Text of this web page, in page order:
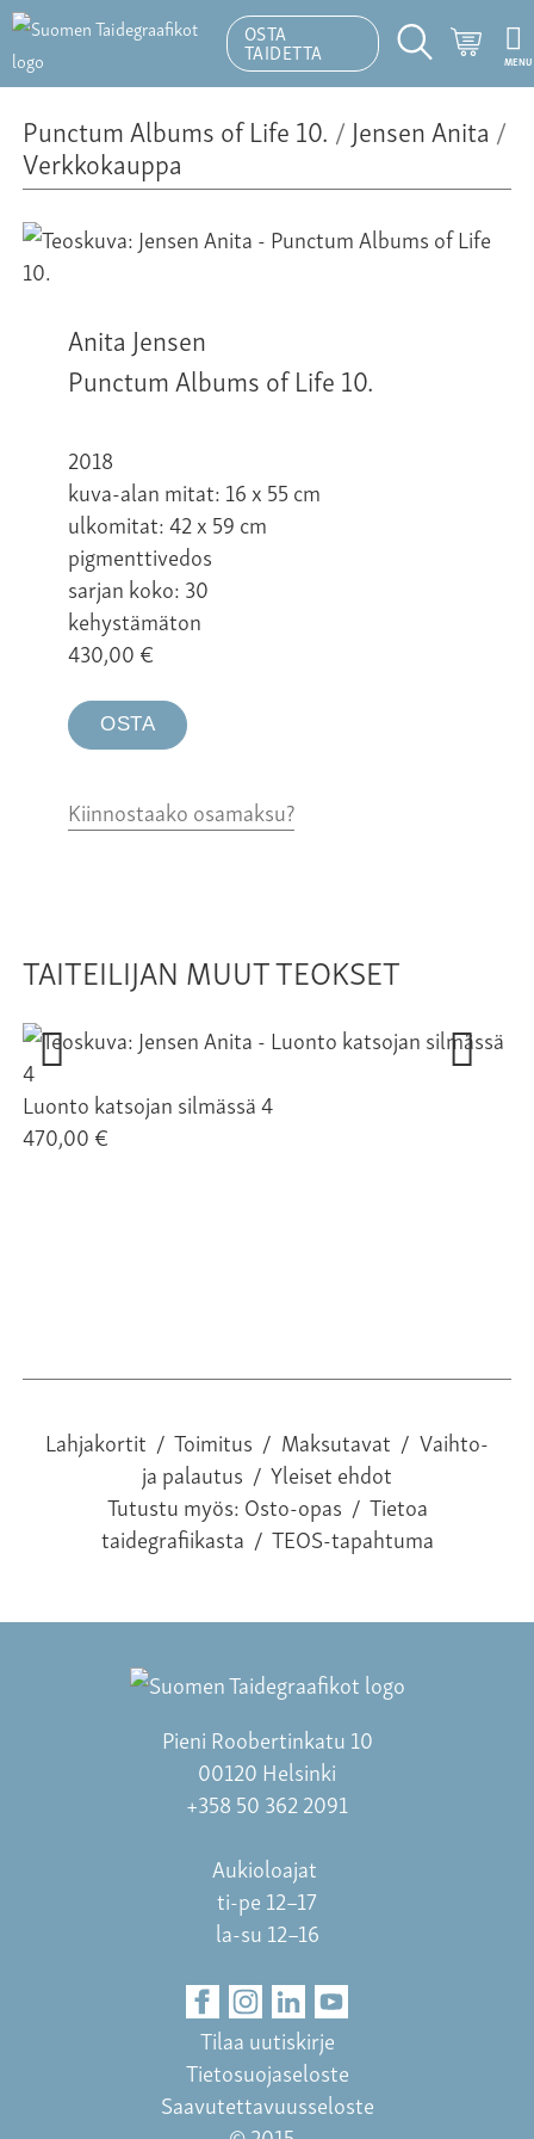
OSTA
TAIDETTA
Hakutoiminto
MENU
Punctum Albums of Life 10. / Jensen Anita /
Verkkokauppa
Anita Jensen
Punctum Albums of Life 10.
2018
kuva-alan mitat: 16 x 55 cm
ulkomitat: 42 x 59 cm
pigmenttivedos
sarjan koko: 30
kehystämäton
430,00€
OSTA
Kiinnostaako osamaksu?
TAITEILIJAN MUUT TEOKSET
Luonto katsojan silmässä 4
470,00 €
Lahjakortit / Toimitus / Maksutavat / Vaihto-
ja palautus / Yleiset ehdot
Tutustu myös:Osto-opas / Tietoa
taidegrafiikasta / TEOS-tapahtuma
Pieni Roobertinkatu 10
00120 Helsinki
+358 50 362 2091
Aukioloajat
ti-pe 12–17
la-su 12–16
Tilaa uutiskirje
Tietosuojaseloste
Saavutettavuusseloste